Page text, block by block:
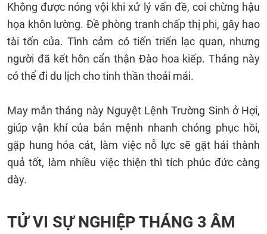
Không được nóng vội khi xử lý vấn đề, coi chừng hậu
họa khôn lường. Đề phòng tranh chấp thị phi, gây hao
tài tốn của. Tình cảm có tiến triển lạc quan, nhưng
người đã kết hôn cẩn thận Đào hoa kiếp. Tháng này
có thể đi du lịch cho tinh thần thoải mái.
May mắn tháng này Nguyệt Lệnh Trường Sinh ở Hợi,
giúp vận khí của bản mệnh nhanh chóng phục hồi,
gặp hung hóa cát, làm việc nỗ lực sẽ gặt hái thành
quả tốt, làm nhiều việc thiện thì tích phúc đức càng
dày.
TỬ VI SỰ NGHIỆP THÁNG 3 ÂM